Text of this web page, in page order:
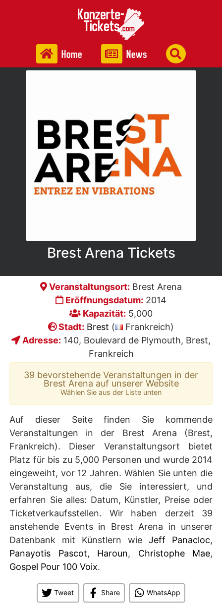
Home News
Brest Arena Tickets
Veranstaltungsort: Brest Arena
Eröffnungsdatum: 2014
Kapazität: 5,000
Stadt: Brest (
Frankreich)
Adresse: 140, Boulevard de Plymouth, Brest,
Frankreich
39 bevorstehende Veranstaltungen in der
Brest Arena auf unserer Website
Wählen Sie aus der Liste unten
Auf dieser Seite finden Sie kommende
Veranstaltungen in der Brest Arena (Brest,
Frankreich). Dieser Veranstaltungsort bietet
Platz für bis zu 5,000 Personen und wurde 2014
eingeweiht, vor 12 Jahren. Wählen Sie unten die
Veranstaltung aus, die Sie interessiert, und
erfahren Sie alles: Datum, Künstler, Preise oder
Ticketverkaufsstellen. Wir haben derzeit 39
anstehende Events in Brest Arena in unserer
Datenbank mit Künstlern wie Jeff Panacloc,
Panayotis Pascot, Haroun, Christophe Mae,
Gospel Pour 100 Voix.
Tweet Share WhatsApp